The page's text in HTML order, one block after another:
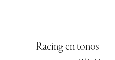
Racing en tonos